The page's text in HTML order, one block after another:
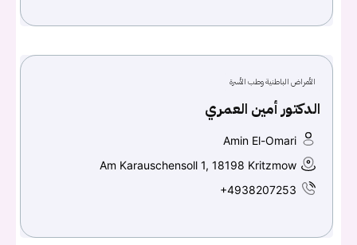
الأمراض الباطنية وطب الأسرة
الدكتور أمين العمري
Amin El-Omari
Am Karauschensoll 1, 18198 Kritzmow
+4938207253